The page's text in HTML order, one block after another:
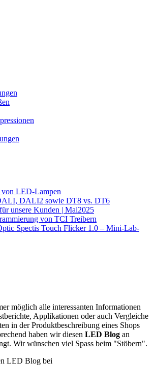
von LED-Lampen
DALI2 sowie DT8 vs. DT6
unsere Kunden | Mai2025
von TCI Treibern
Spectis Touch Flicker 1.0 – Mini-Lab-
möglich alle interessanten Informationen
Applikationen oder auch Vergleiche
in der Produktbeschreibung eines Shops
haben wir diesen LED Blog an
Wir wünschen viel Spass beim "Stöbern".
LED Blog bei